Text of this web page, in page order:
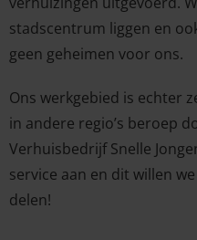
stadscentrum liggen en
geen geheimen voor ons.
Ons werkgebied is echter
in andere regio’s beroep
Verhuisbedrijf Snelle
service aan en dit willen
delen!